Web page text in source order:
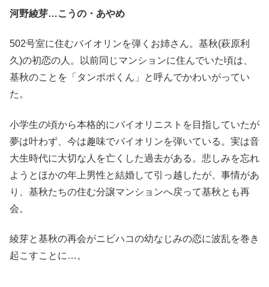
河野綾芽…こうの・あやめ
502号室に住むバイオリンを弾くお姉さん。基秋(萩原利
久)の初恋の人。以前同じマンションに住んでいた頃は、
基秋のことを「タンポポくん」と呼んでかわいがってい
た。
小学生の頃から本格的にバイオリニストを目指していたが
夢は叶わず、今は趣味でバイオリンを弾いている。実は音
大生時代に大切な人を亡くした過去がある。悲しみを忘れ
ようとほかの年上男性と結婚して引っ越したが、事情があ
り、基秋たちの住む分譲マンションへ戻って基秋とも再
会。
綾芽と基秋の再会がニビハコの幼なじみの恋に波乱を巻き
起こすことに…。